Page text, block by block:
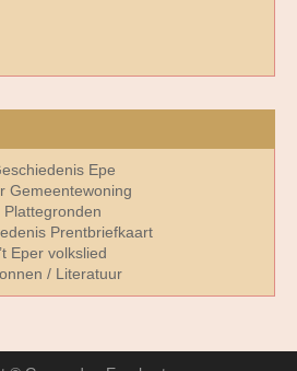
Epe
Gemeentewoning
Plattegronden
Prentbriefkaart
’t Eper volkslied
/ Literatuur